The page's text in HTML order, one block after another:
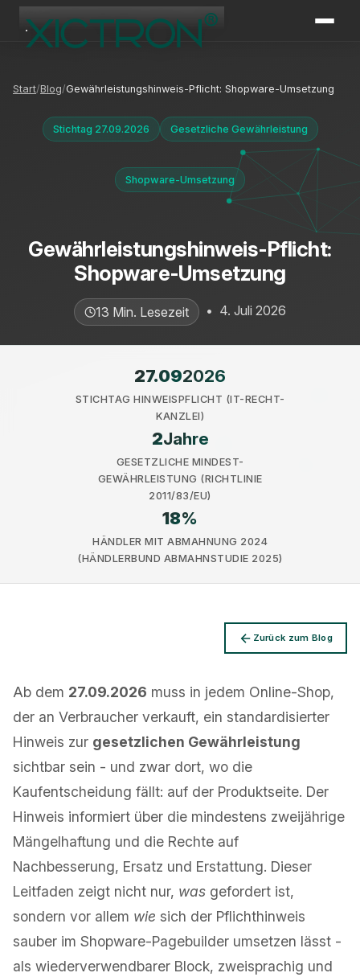
Start Blog Gewährleistungshinweis-Pflicht: Shopware-Umsetzung
Stichtag 27.09.2026 Gesetzliche Gewährleistung
Shopware-Umsetzung
Gewährleistungshinweis-Pflicht:
Shopware-Umsetzung
13 Min. Lesezeit • 4. Juli 2026
27.092026
STICHTAG HINWEISPFLICHT (IT-RECHT-
KANZLEI)
2Jahre
GESETZLICHE MINDEST-
GEWÄHRLEISTUNG (RICHTLINIE
2011/83/EU)
18%
HÄNDLER MIT ABMAHNUNG 2024
(HÄNDLERBUND ABMAHNSTUDIE 2025)
Zurück zum Blog
Ab dem 27.09.2026 muss in jedem Online-Shop,
der an Verbraucher verkauft, ein standardisierter
Hinweis zur gesetzlichen Gewährleistung
sichtbar sein - und zwar dort, wo die
Kaufentscheidung fällt: auf der Produktseite. Der
Hinweis informiert über die mindestens zweijährige
Mängelhaftung und die Rechte auf
Nachbesserung, Ersatz und Erstattung. Dieser
Leitfaden zeigt nicht nur, was gefordert ist,
sondern vor allem wie sich der Pflichthinweis
sauber im Shopware-Pagebuilder umsetzen lässt -
als wiederverwendbarer Block, zweisprachig und
XICTRON